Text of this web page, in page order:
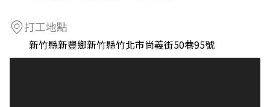
打工地點
新竹縣新豐鄉新竹縣竹北市尚義街50巷95號